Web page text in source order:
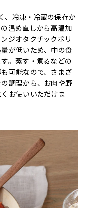
冷凍・冷蔵の保存か
温め直しから高温加
ジオタクチックポリ
が低いため、中の食
。蒸す・煮るなどの
可能なので、さまざ
調理から、お肉や野
お使いいただけま